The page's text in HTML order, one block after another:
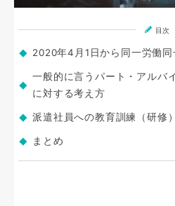
目次
2020年4月1日から同一労働
一般的に言うパート・アルバ
に対する考え方
派遣社員への教育訓練（研修
まとめ